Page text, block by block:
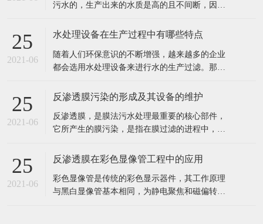
沙、异味等杂质，处理后的水能能
它所产生的膜污染，是指在膜过滤的进程中，水
让膜孔径变小或者是阻塞。反渗透膜作为深圳反
渗透设备的核心部件，咱们来看看反渗透膜污染
的要素、损害。 1、反渗透体系污染 反渗透体系
的污染通常指体系进水中所含的无
25
2021-06
反渗透膜在彩色显像管工程中的应用
彩色显像管是传统的彩色显示器件，其工作原理
与黑白显像管基本相同，为静电聚焦和磁偏转方
开始我国彩管产量的持续增长，彩管工厂已成了
我国排污的大户之一。与电子工业其它领域一
样，彩管的生产同样需要纯度高、需量大的纯
水，而经过彩管制造车间使用的纯水，排出时都
在线留言